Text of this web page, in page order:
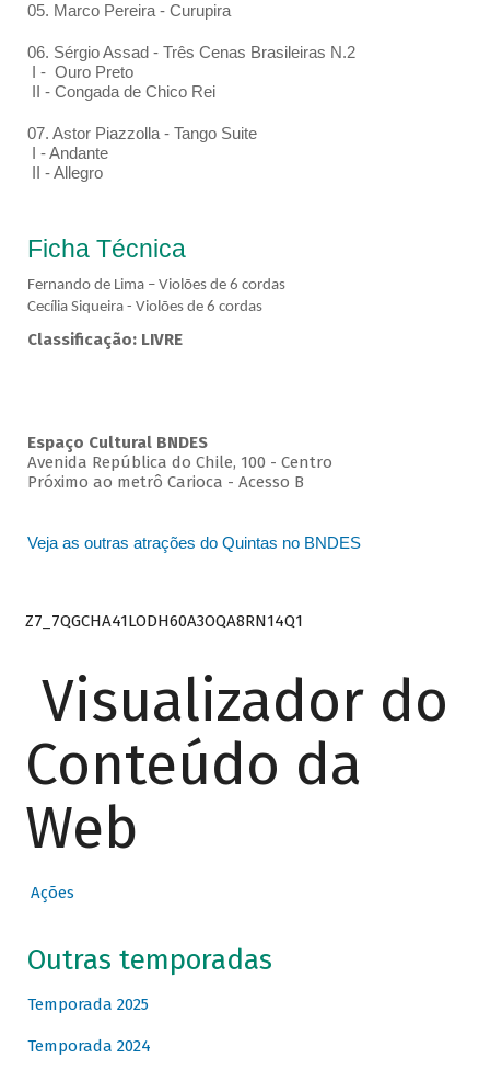
05. Marco Pereira - Curupira
06. Sérgio Assad - Três Cenas Brasileiras N.2
I - Ouro Preto
II - Congada de Chico Rei
07. Astor Piazzolla - Tango Suite
I - Andante
II - Allegro
Ficha Técnica
Fernando de Lima – Violões de 6 cordas
Cecília Siqueira - Violões de 6 cordas
Classificação: LIVRE
Espaço Cultural BNDES
Avenida República do Chile, 100 - Centro
Próximo ao metrô Carioca - Acesso B
Veja as outras atrações do Quintas no BNDES
Z7_7QGCHA41LODH60A3OQA8RN14Q1
Visualizador do
Conteúdo da
Web
Ações
Outras temporadas
Temporada 2025
Temporada 2024